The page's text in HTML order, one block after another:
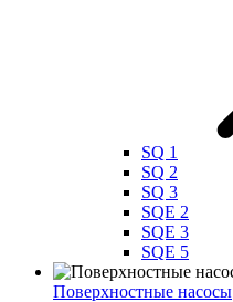
SQ 1
SQ 2
SQ 3
SQE 2
SQE 3
SQE 5
Поверхностные насосы